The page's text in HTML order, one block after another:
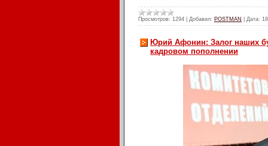
Просмотров: 1294 Добавил: POSTMAN Дата:
Юрий Афонин: Залог наших
кадровом пополнении